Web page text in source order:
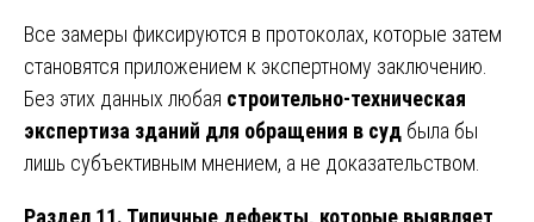
Все замеры фиксируются в протоколах, которые затем
становятся приложением к экспертному заключению.
Без этих данных любая строительно-техническая
экспертиза зданий для обращения в суд была бы
лишь субъективным мнением, а не доказательством.
Раздел 11. Типичные дефекты, которые выявляет